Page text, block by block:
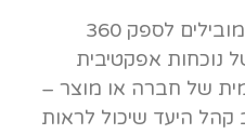
באפשרות משרדי דיגיטל מובילים לספק 360
נוכחות אפקטיבית
של חברה או מוצר –
היעד שיכול לראות